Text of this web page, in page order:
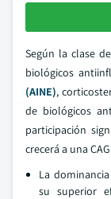
Según la clase
biológicos
(AINE),
de biológicos
participación
crecerá a una
La
su superior